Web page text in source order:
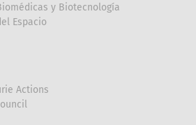
y Biotecnología
Espacio
Actions